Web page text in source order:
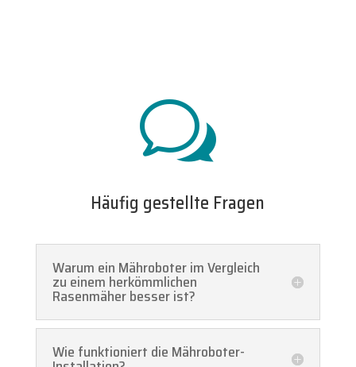
w
Häufig gestellte Fragen
Warum ein Mähroboter im Vergleich
zu einem herkömmlichen
Rasenmäher besser ist?
Wie funktioniert die Mähroboter-